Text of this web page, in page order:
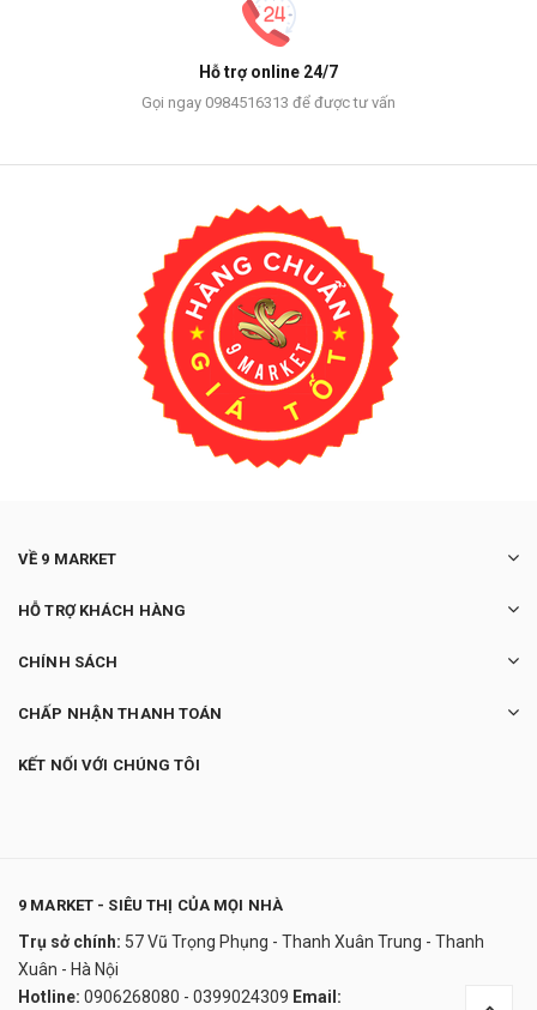
Hỗ trợ online 24/7
Gọi ngay 0984516313 để được tư vấn
VỀ 9 MARKET
HỖ TRỢ KHÁCH HÀNG
CHÍNH SÁCH
CHẤP NHẬN THANH TOÁN
KẾT NỐI VỚI CHÚNG TÔI
9 MARKET - SIÊU THỊ CỦA MỌI NHÀ
Trụ sở chính: 57 Vũ Trọng Phụng - Thanh Xuân Trung - Thanh
Xuân - Hà Nội
Hotline: 0906268080 - 0399024309 Email:
Vita Collagen